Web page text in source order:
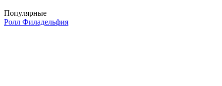
Популярные
Ролл Филадельфия